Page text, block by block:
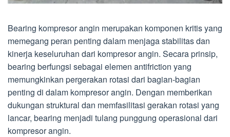
Bearing kompresor angin merupakan komponen kritis yang
memegang peran penting dalam menjaga stabilitas dan
kinerja keseluruhan dari kompresor angin. Secara prinsip,
bearing berfungsi sebagai elemen antifriction yang
memungkinkan pergerakan rotasi dari bagian-bagian
penting di dalam kompresor angin. Dengan memberikan
dukungan struktural dan memfasilitasi gerakan rotasi yang
lancar, bearing menjadi tulang punggung operasional dari
kompresor angin.